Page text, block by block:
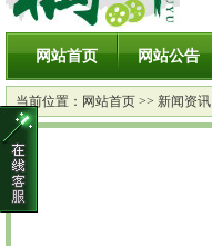
网站首页 网站公告
当前位置： 网站首页 >> 新闻资讯